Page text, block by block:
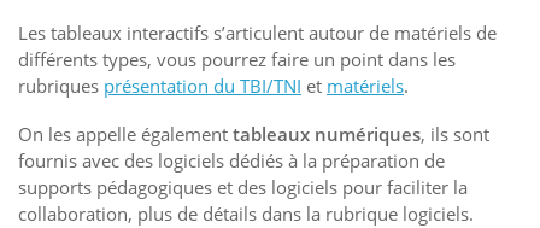
Les tableaux interactifs s’articulent autour de matériels de
différents types, vous pourrez faire un point dans les
rubriques présentation du TBI/TNI et matériels.
On les appelle également tableaux numériques, ils sont
fournis avec des logiciels dédiés à la préparation de
supports pédagogiques et des logiciels pour faciliter la
collaboration, plus de détails dans la rubrique logiciels.